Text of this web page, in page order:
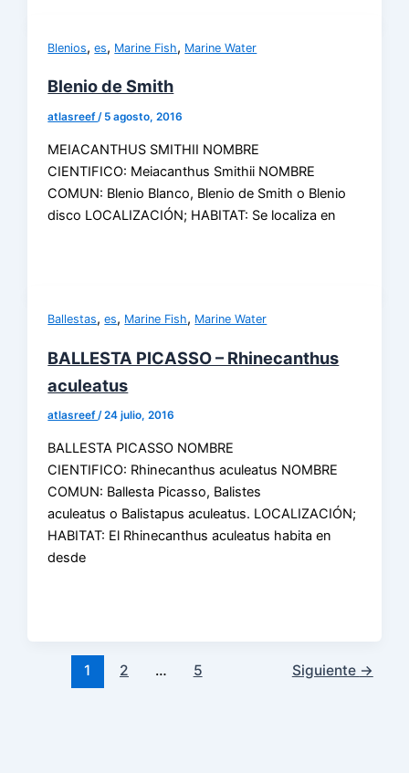
Blenios,es, Marine Fish, Marine Water
Blenio de Smith
atlasreef/ 5 agosto, 2016
MEIACANTHUS SMITHII NOMBRE
CIENTIFICO: Meiacanthus Smithii NOMBRE
COMUN: Blenio Blanco, Blenio de Smith o Blenio
disco LOCALIZACIÓN; HABITAT: Se localiza en
Ballestas,es, Marine Fish, Marine Water
BALLESTA PICASSO – Rhinecanthus
aculeatus
atlasreef/24 julio, 2016
BALLESTA PICASSO NOMBRE
CIENTIFICO: Rhinecanthus aculeatus NOMBRE
COMUN: Ballesta Picasso, Balistes
aculeatus o Balistapus aculeatus. LOCALIZACIÓN;
HABITAT: El Rhinecanthus aculeatus habita en
desde
1 2 … 5 Siguiente →